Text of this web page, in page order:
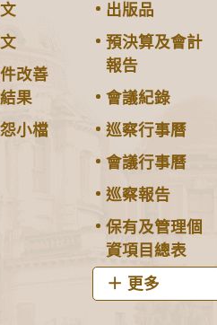
改善
果
小檔
出版品
預決算及會計
報告
會議紀錄
巡察行事曆
會議行事曆
巡察報告
保有及管理個
資項目總表
更多